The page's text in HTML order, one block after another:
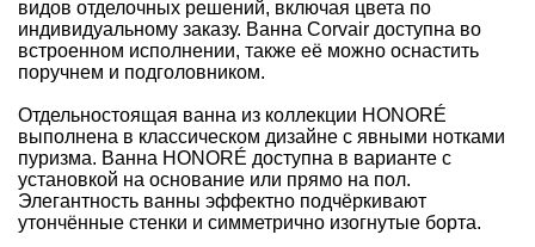
видов отделочных решений, включая цвета по
индивидуальному заказу. Ванна Corvair доступна во
встроенном исполнении, также её можно оснастить
поручнем и подголовником.
Отдельностоящая ванна из коллекции HONORÉ
выполнена в классическом дизайне с явными нотками
пуризма. Ванна HONORÉ доступна в варианте с
установкой на основание или прямо на пол.
Элегантность ванны эффектно подчёркивают
утончённые стенки и симметрично изогнутые борта.